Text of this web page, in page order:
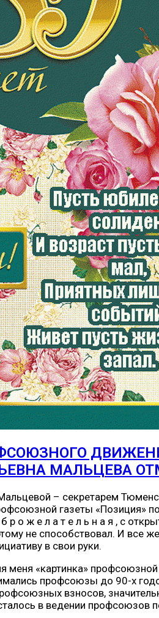
МАЛЬЦЕВА
– секретарем
газеты «Позиция»
р о ж е л а т е л ь н а я , с
не способствовал. И все
в свои руки.
меня «картинка»
профсоюзы до 90-х
взносов,
в ведении профсоюзов